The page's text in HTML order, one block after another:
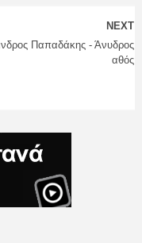
NEXT
Παπαδάκης - Άνυδρος
αθός